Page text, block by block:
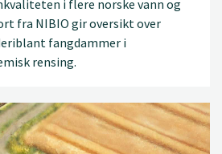
i flere norske vann og
fra NIBIO gir oversikt over
fangdammer i
rensing.